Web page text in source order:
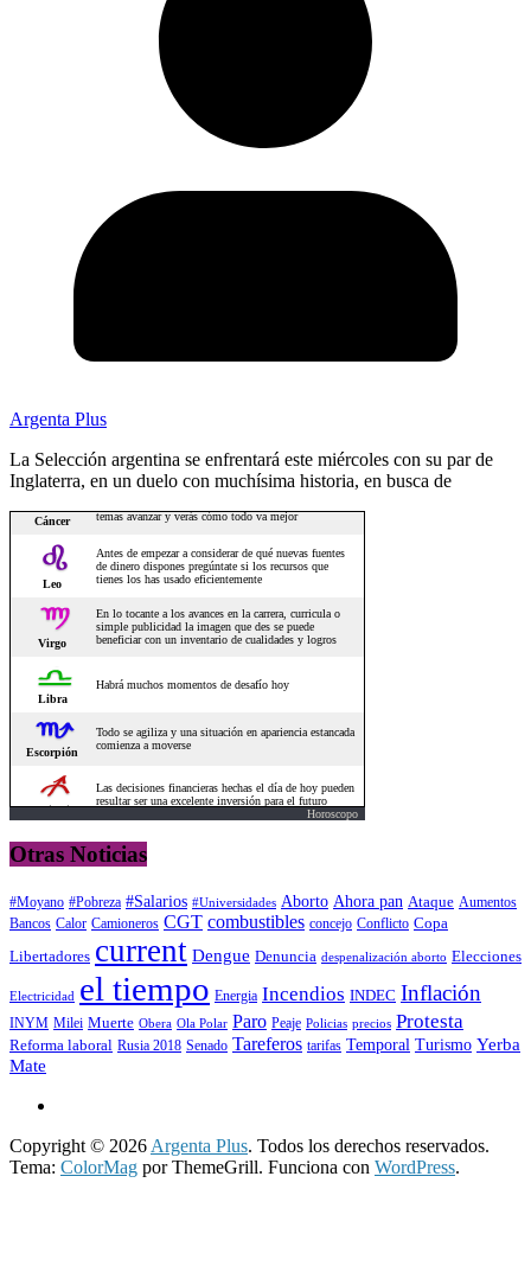
Argenta Plus
La Selección argentina se enfrentará este miércoles con su par de
Inglaterra, en un duelo con muchísima historia, en busca de
Horoscopo
Otras Noticias
#Moyano #Pobreza #Salarios #Universidades Aborto Ahora pan Ataque Aumentos
Bancos Calor Camioneros CGT combustibles concejo Conflicto Copa
Libertadores current Dengue Denuncia despenalización aborto Elecciones
Electricidad el tiempo Energia Incendios INDEC Inflación
INYM Milei Muerte Obera Ola Polar Paro Peaje Policias precios Protesta
Reforma laboral Rusia 2018 Senado Tareferos tarifas Temporal Turismo Yerba
Mate
Copyright © 2026 Argenta Plus. Todos los derechos reservados.
Tema: ColorMag por ThemeGrill. Funciona con WordPress.